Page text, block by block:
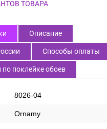
ТОВАРА
Описание
Способы оплаты
поклейке обоев
8026-04
Ornamy